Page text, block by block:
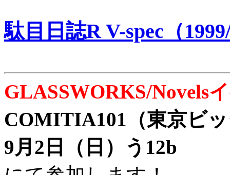
駄目日誌R V-spec（
GLASSWORKS/Novels
COMITIA101（東京ビ
9月2日（日）う12b